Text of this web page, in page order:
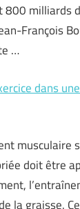
milliards
François
…
dans
musculaire
doit être
la graisse.